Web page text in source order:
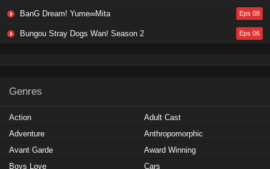
BanG Dream! Yume∞Mita Eps 08
Bungou Stray Dogs Wan! Season 2 Eps 06
Genres
Action
Adult Cast
Adventure
Anthropomorphic
Avant Garde
Award Winning
Boys Love
Cars